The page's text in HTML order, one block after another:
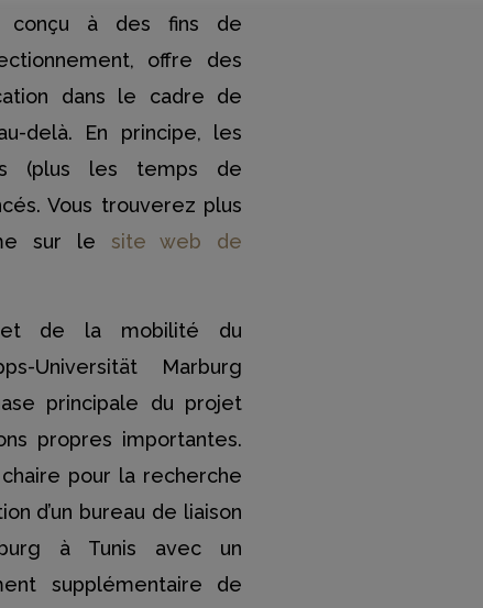
conçu à des fins de
offre des
dans le cadre de
delà. En principe, les
(plus les temps de
Vous trouverez plus
sur le site web de
de la mobilité du
Universität Marburg
principale du projet
propres importantes.
pour la recherche
d’un bureau de liaison
à Tunis avec un
supplémentaire de